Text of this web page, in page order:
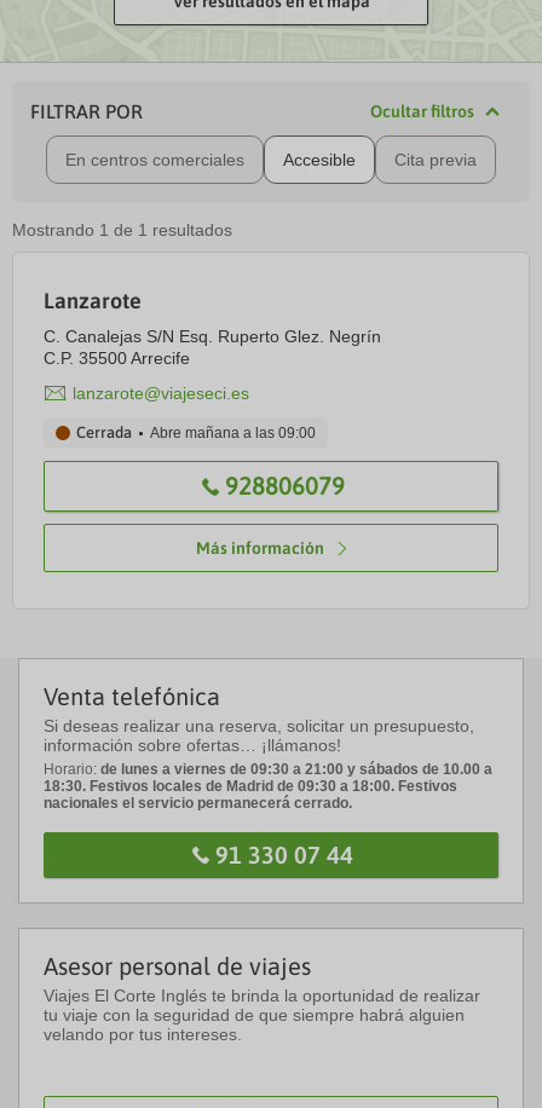
FILTRAR POR Ocultar filtros
En centros comerciales Accesible Cita previa
Mostrando 1 de 1 resultados
Lanzarote
C. Canalejas S/N Esq. Ruperto Glez. Negrín
C.P. 35500 Arrecife
lanzarote@viajeseci.es
928806079
Cerrada Abre mañana a las 09:00
Más información
Venta telefónica
Si deseas realizar una reserva, solicitar un presupuesto,
información sobre ofertas… ¡llámanos!
Horario: de lunes a viernes de 09:30 a 21:00 y sábados de 10.00 a
18:30. Festivos locales de Madrid de 09:30 a 18:00. Festivos
nacionales el servicio permanecerá cerrado.
91 330 07 44
Asesor personal de viajes
Viajes El Corte Inglés te brinda la oportunidad de realizar
tu viaje con la seguridad de que siempre habrá alguien
velando por tus intereses.